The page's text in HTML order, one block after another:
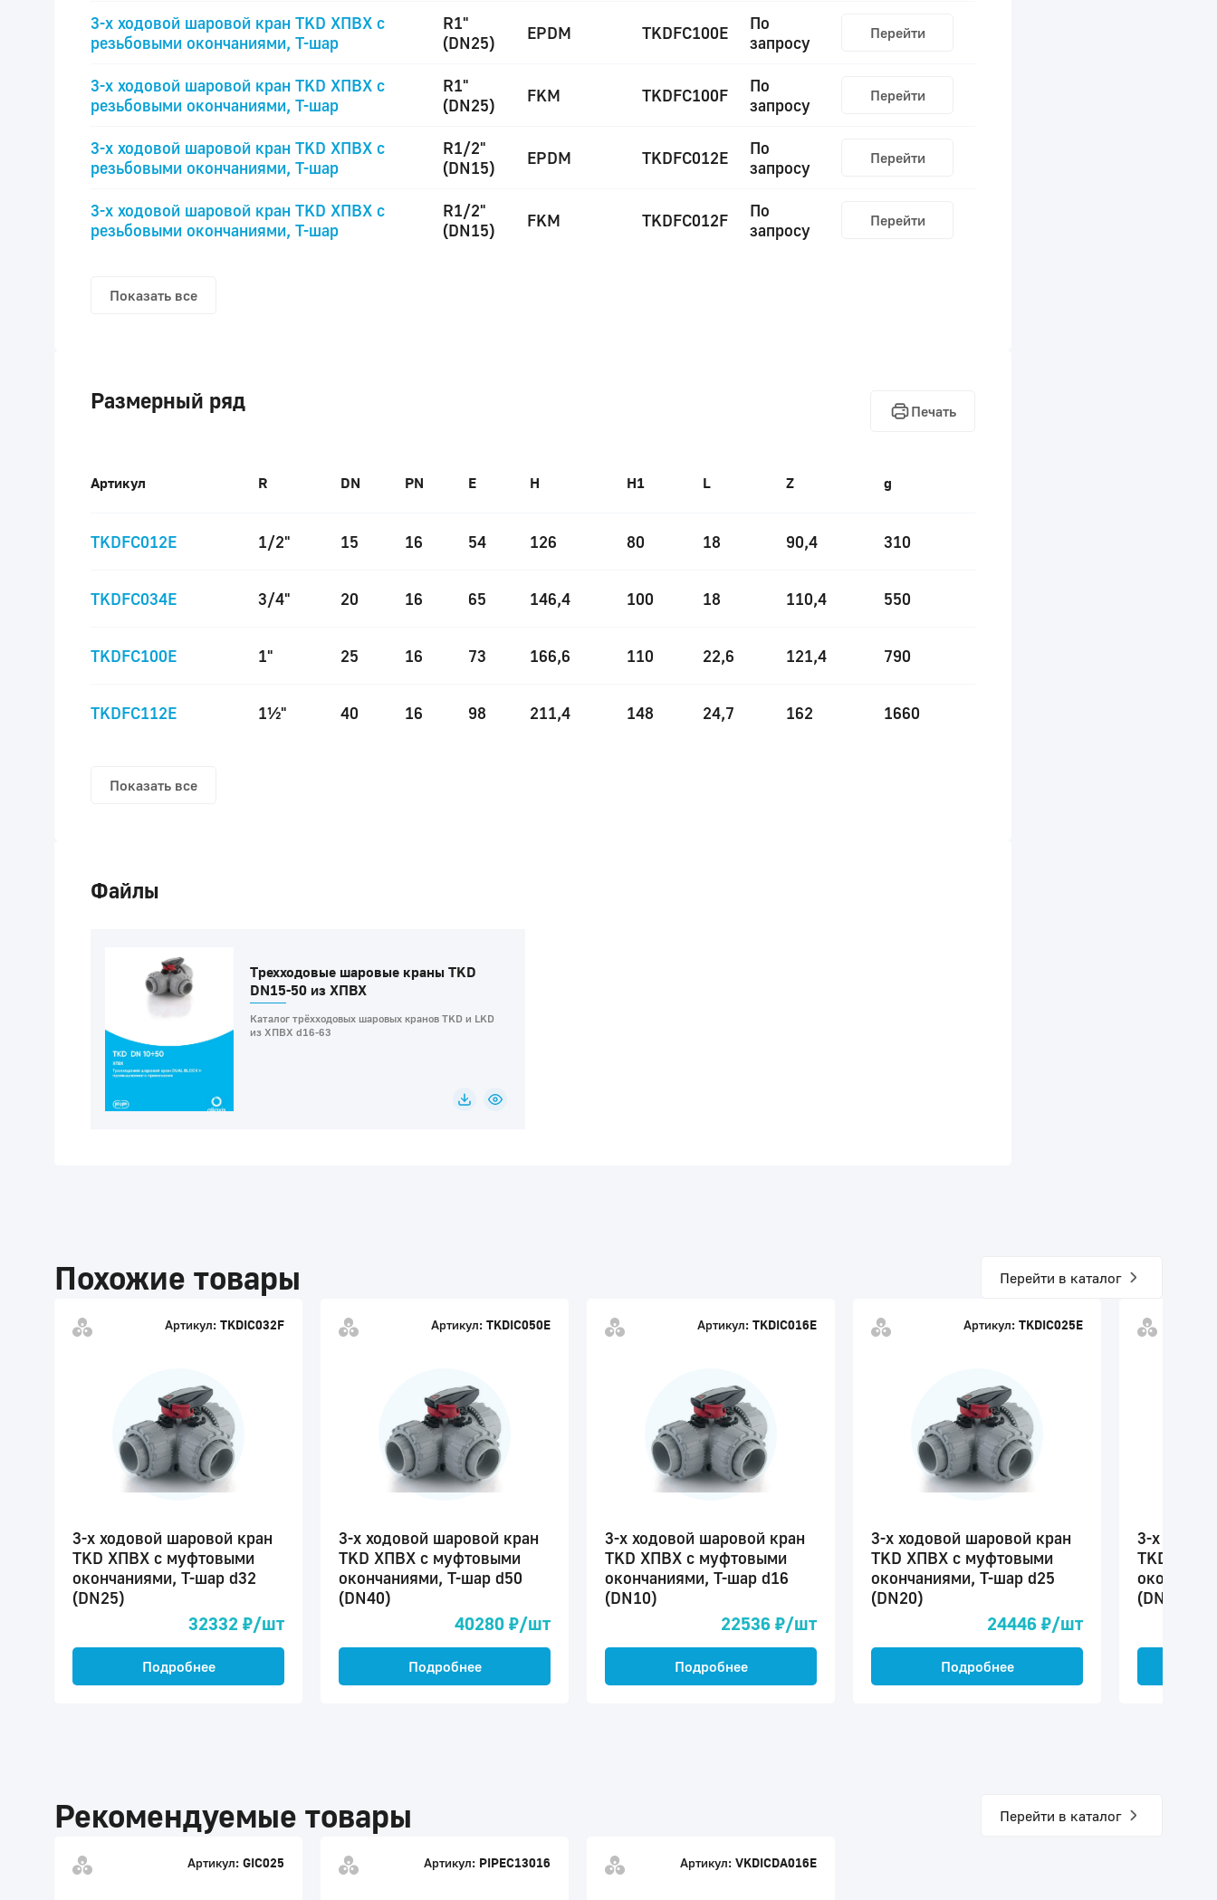
3-х ходовой шаровой кран TKD ХПВХ с
резьбовыми окончаниями, Т-шар
R1"
(DN25)
EPDM TKDFC100E
По
запросу
Перейти
3-х ходовой шаровой кран TKD ХПВХ с
резьбовыми окончаниями, Т-шар
R1"
(DN25)
FKM TKDFC100F
По
запросу
Перейти
3-х ходовой шаровой кран TKD ХПВХ с
резьбовыми окончаниями, Т-шар
R1/2"
(DN15)
EPDM TKDFC012E
По
запросу
Перейти
3-х ходовой шаровой кран TKD ХПВХ с
резьбовыми окончаниями, Т-шар
R1/2"
(DN15)
FKM TKDFC012F
По
запросу
Перейти
Показать все
Размерный ряд Печать
Артикул R DN PN E H H1 L Z g
TKDFC012E 1/2" 15 16 54 126 80 18 90,4 310
TKDFC034E 3/4" 20 16 65 146,4 100 18 110,4 550
TKDFC100E 1" 25 16 73 166,6 110 22,6 121,4 790
TKDFC112E 1½" 40 16 98 211,4 148 24,7 162 1660
Показать все
Файлы
Трехходовые шаровые краны TKD
DN15-50 из ХПВХ
Каталог трёхходовых шаровых кранов TKD и LKD
из ХПВХ d16-63
Похожие товары Перейти в каталог
Артикул: TKDIC032F
3-х ходовой шаровой кран
TKD ХПВХ с муфтовыми
окончаниями, Т-шар d32
(DN25)
32332 ₽/шт
Подробнее
Артикул: TKDIC050E
3-х ходовой шаровой кран
TKD ХПВХ с муфтовыми
окончаниями, Т-шар d50
(DN40)
40280 ₽/шт
Подробнее
Артикул: TKDIC016E
3-х ходовой шаровой кран
TKD ХПВХ с муфтовыми
окончаниями, Т-шар d16
(DN10)
22536 ₽/шт
Подробнее
Артикул: TKDIC025E
3-х ходовой шаровой кран
TKD ХПВХ с муфтовыми
окончаниями, Т-шар d25
(DN20)
24446 ₽/шт
Подробнее
3-х
TKD
(DN32)
Рекомендуемые товары Перейти в каталог
Артикул: GIC025 Артикул: PIPEC13016 Артикул: VKDICDA016E